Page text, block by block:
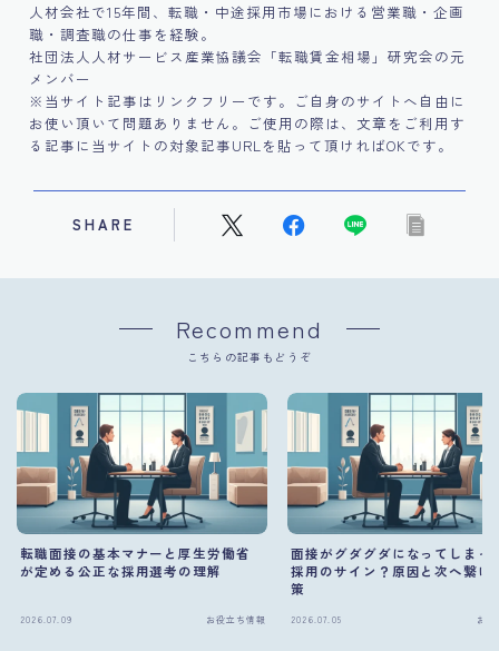
人材会社で15年間、転職・中途採用市場における営業職・企画
職・調査職の仕事を経験。
社団法人人材サービス産業協議会「転職賃金相場」研究会の元
メンバー
※当サイト記事はリンクフリーです。ご自身のサイトへ自由に
お使い頂いて問題ありません。ご使用の際は、文章をご利用す
る記事に当サイトの対象記事URLを貼って頂ければOKです。
SHARE
Recommend
こちらの記事もどうぞ
転職面接の基本マナーと厚生労働省
が定める公正な採用選考の理解
2026.07.09 お役立ち情報
面接がグダグダになってしまっ
採用のサイン？原因と次へ繋げ
策
2026.07.05 お